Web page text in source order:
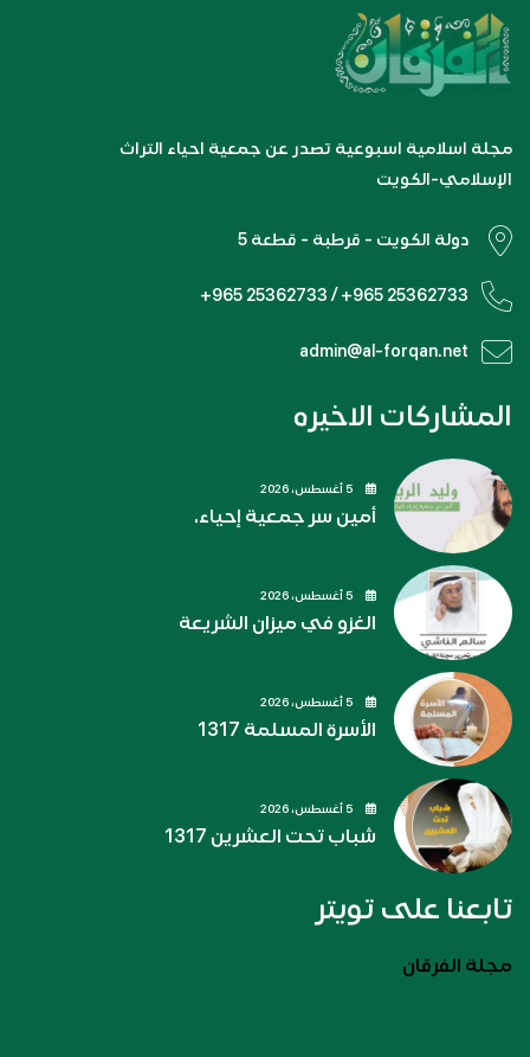
مجلة اسلامية اسبوعية تصدر عن جمعية احياء التراث
الإسلامي-الكويت
دولة الكويت - قرطبة - قطعة 5
+965 25362733 / +965 25362733
admin@al-forqan.net
المشاركات الاخيره
أمين سر جمعية إحياء.
الغزو في ميزان الشريعة
الأسرة المسلمة 1317
شباب تحت العشرين 1317
تابعنا على تويتر
مجلة الفرقان